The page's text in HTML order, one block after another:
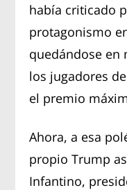
había criticado
protagonismo
quedándose en
los jugadores
el premio
Ahora, a esa
propio Trump
Infantino,